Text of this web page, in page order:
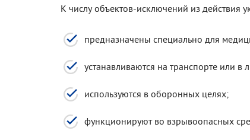
К числу объектов-исключений из действия
предназначены специально для
устанавливаются на транспорте или в
используются в оборонных целях;
функционируют во взрывоопасных